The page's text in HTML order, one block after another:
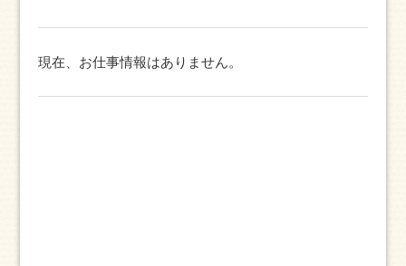
現在、お仕事情報はありません。